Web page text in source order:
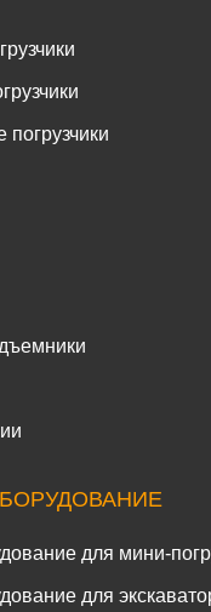
погрузчики
для мини-
для